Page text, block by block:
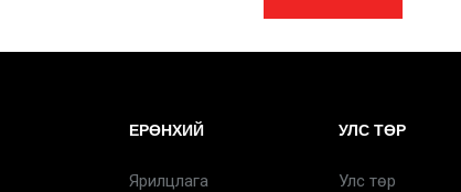
ЕРӨНХИЙ
Ярилцлага
УЛС ТӨР
Улс төр